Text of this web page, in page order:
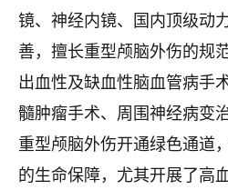
镜、神经内镜、国内顶级动
善，擅长重型颅脑外伤的规
出血性及缺血性脑血管病手
髓肿瘤手术、周围神经病变
重型颅脑外伤开通绿色通道
的生命保障，尤其开展了高